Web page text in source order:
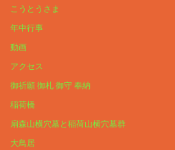
こうとうさま
年中行事
動画
アクセス
御祈願 御札 御守 奉納
稲荷橋
扇森山横穴墓と稲荷山横穴墓群
大鳥居